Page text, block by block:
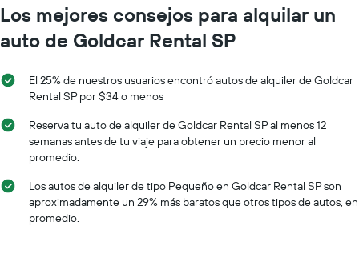
Los mejores consejos para alquilar un
auto de Goldcar Rental SP
El 25% de nuestros usuarios encontró autos de alquiler de Goldcar
Rental SP por $34 o menos
Reserva tu auto de alquiler de Goldcar Rental SP al menos 12
semanas antes de tu viaje para obtener un precio menor al
promedio.
Los autos de alquiler de tipo Pequeño en Goldcar Rental SP son
aproximadamente un 29% más baratos que otros tipos de autos, en
promedio.